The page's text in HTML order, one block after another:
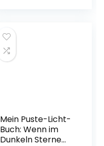
Mein Puste-Licht-
Buch: Wenn im
Dunkeln Sterne